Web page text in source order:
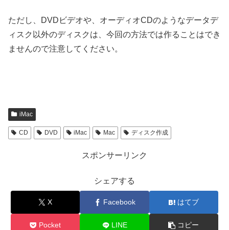
ただし、DVDビデオや、オーディオCDのようなデータデ
ィスク以外のディスクは、今回の方法では作ることはでき
ませんので注意してください。
iMac
CD DVD iMac Mac ディスク作成
スポンサーリンク
シェアする
X Facebook はてブ
Pocket LINE コピー